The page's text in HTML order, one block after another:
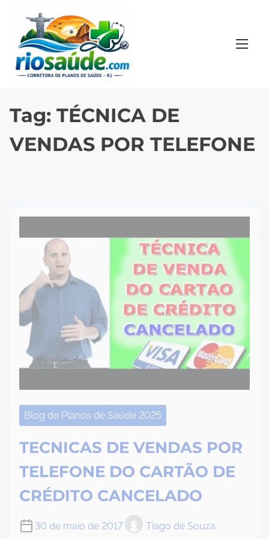
Tag: TÉCNICA DE
VENDAS POR TELEFONE
Blog de Planos de Saúde 2025
TECNICAS DE VENDAS POR
TELEFONE DO CARTÃO DE
CRÉDITO CANCELADO
30 de maio de 2017 Tiago de Souza